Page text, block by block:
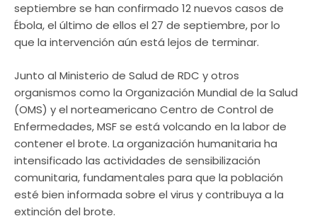
septiembre se han confirmado 12 nuevos casos de
Ébola, el último de ellos el 27 de septiembre, por lo
que la intervención aún está lejos de terminar.
Junto al Ministerio de Salud de RDC y otros
organismos como la Organización Mundial de la Salud
(OMS) y el norteamericano Centro de Control de
Enfermedades, MSF se está volcando en la labor de
contener el brote. La organización humanitaria ha
intensificado las actividades de sensibilización
comunitaria, fundamentales para que la población
esté bien informada sobre el virus y contribuya a la
extinción del brote.